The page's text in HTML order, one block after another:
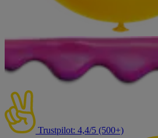
Trustpilot: 4,4/5 (500+)